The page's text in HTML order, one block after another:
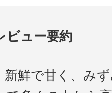
ビュー要約
新鮮で甘く、み